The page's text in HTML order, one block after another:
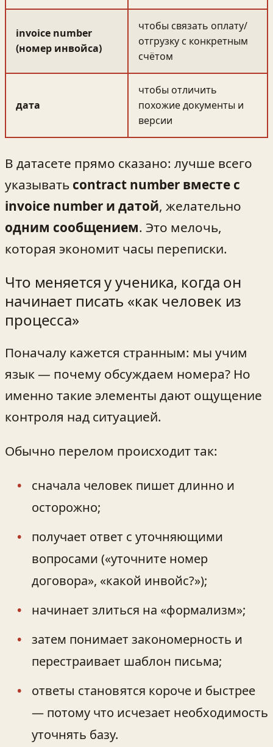
invoice number
(номер инвойса)
чтобы связать оплату/
отгрузку с конкретным
счётом
дата
чтобы отличить
похожие документы и
версии
В датасете прямо сказано: лучше всего
указывать contract number вместе с
invoice number и датой, желательно
одним сообщением. Это мелочь,
которая экономит часы переписки.
Что меняется у ученика, когда он
начинает писать «как человек из
процесса»
Поначалу кажется странным: мы учим
язык — почему обсуждаем номера? Но
именно такие элементы дают ощущение
контроля над ситуацией.
Обычно перелом происходит так:
сначала человек пишет длинно и
осторожно;
получает ответ с уточняющими
вопросами («уточните номер
договора», «какой инвойс?»);
начинает злиться на «формализм»;
затем понимает закономерность и
перестраивает шаблон письма;
ответы становятся короче и быстрее
— потому что исчезает необходимость
уточнять базу.